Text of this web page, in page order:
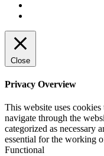
Close
Privacy Overview
This website uses
navigate through the
categorized as necessary
essential for the working
Functional